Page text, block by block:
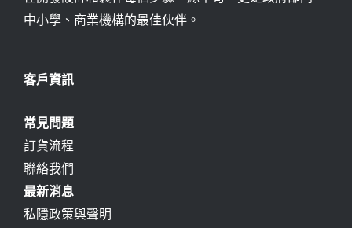
中小學、商業機構的最佳伙伴。
客戶資訊
常見問題
訂貨流程
聯絡我們
最新消息
私隱政策與聲明